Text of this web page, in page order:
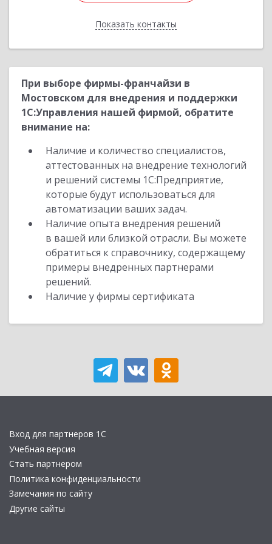
Показать контакты
Назад
При выборе фирмы-франчайзи в
Мостовском для внедрения и поддержки
1С:Управления нашей фирмой, обратите
внимание на:
Наличие и количество специалистов,
аттестованных на внедрение технологий
и решений системы 1С:Предприятие,
которые будут использоваться для
автоматизации ваших задач.
Наличие опыта внедрения решений
в вашей или близкой отрасли. Вы можете
обратиться к справочнику, содержащему
примеры внедренных партнерами
решений.
Наличие у фирмы сертификата
Вход для партнеров 1С
Учебная версия
Стать партнером
Политика конфиденциальности
Замечания по сайту
Другие сайты